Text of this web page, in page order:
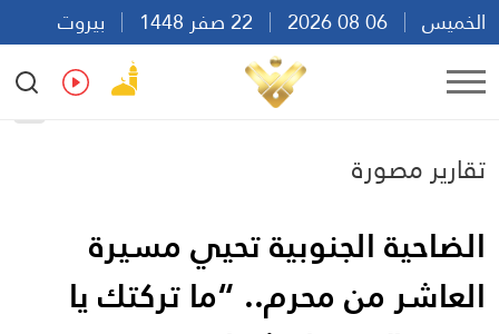
الخميس
بيروت
08:14
Ar
تقارير مصورة
الضاحية الجنوبية تحيي مسيرة
العاشر من محرم.. “ما تركتك يا